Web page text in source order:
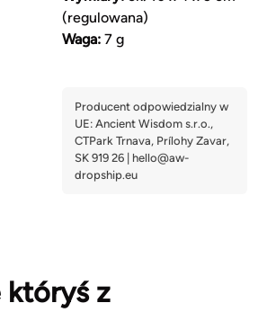
(regulowana)
Waga:7 g
któryś z